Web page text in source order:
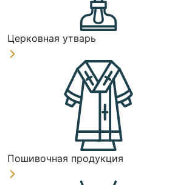
Церковная утварь
Пошивочная продукция